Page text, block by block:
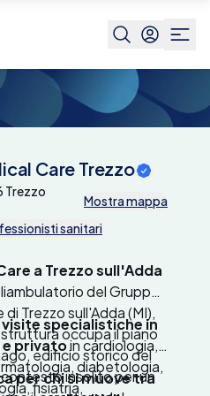
Care Trezzo
Trezzo
Mostra mappa
sanitari
a Trezzo sull'Adda
del Gruppo
Trezzo sull'Adda (MI),
occupa il piano
edificio storico del
insolito per un
visite specialistiche in
privatoin cardiologia,
diabetologia,
fisiatria,
per chi si muove tra